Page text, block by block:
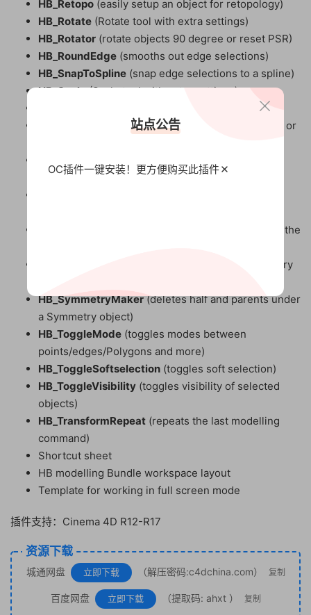
HB_Retopo (easily setup an object for retopology)
HB_Rotate (Rotate tool with extra settings)
HB_Rotator (rotate objects 90 degree or reset PSR)
HB_RoundEdge (smooths out edge selections)
HB_SnapToSpline (snap edge selections to a spline)
HB_Scale(Scale tool with extra settings)
(make polygon selections)
( Select objects of the same type or
objects)
(isolates objects or polygons and frames the
(centre points near the symmetry
HB_SymmetryMaker(deletes half and parents under
a Symmetry object)
HB_ToggleMode (toggles modes between
points/edges/Polygons and more)
HB_ToggleSoftselection (toggles soft selection)
HB_ToggleVisibility (toggles visibility of selected
objects)
HB_TransformRepeat (repeats the last modelling
command)
Shortcut sheet
HB modelling Bundle workspace layout
Template for working in full screen mode
插件支持：Cinema 4D R12-R17
资源下载
城通网盘 立即下载 （解压密码:c4dchina.com） 复制
百度网盘 立即下载 （提取码: ahxt ） 复制
站点公告
OC插件一键安装！更方便购买此插件